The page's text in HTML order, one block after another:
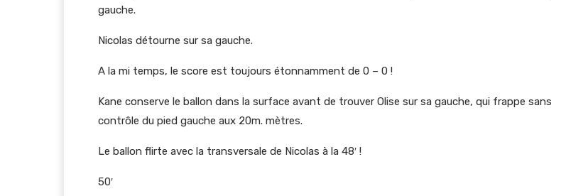
gauche.
Nicolas détourne sur sa gauche.
A la mi temps, le score est toujours étonnamment de 0 – 0 !
Kane conserve le ballon dans la surface avant de trouver Olise sur sa gauche, qui frappe sans
contrôle du pied gauche aux 20m. mètres.
Le ballon flirte avec la transversale de Nicolas à la 48′ !
50′